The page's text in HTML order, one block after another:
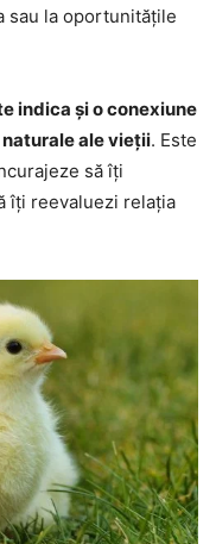
sau la oportunitățile
indica și o conexiune
ale vieții. Este
să îți
îți reevaluezi relația